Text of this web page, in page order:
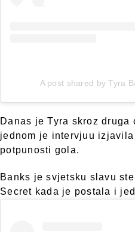
A post shared by Tyra
Danas je Tyra skroz
jednom je intervjuu
potpunosti gola.
Banks je svjetsku slavu
Secret kada je postala i